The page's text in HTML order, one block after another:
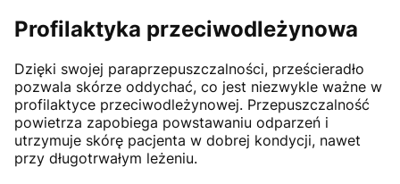
Profilaktyka przeciwodleżynowa
Dzięki swojej paraprzepuszczalności, prześcieradło
pozwala skórze oddychać, co jest niezwykle ważne w
profilaktyce przeciwodleżynowej. Przepuszczalność
powietrza zapobiega powstawaniu odparzeń i
utrzymuje skórę pacjenta w dobrej kondycji, nawet
przy długotrwałym leżeniu.